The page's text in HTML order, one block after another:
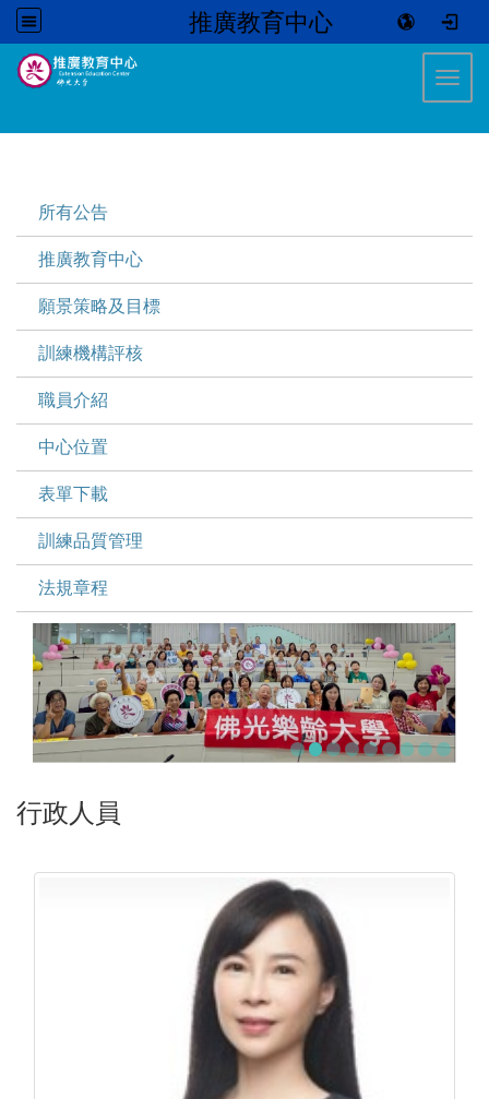
推廣教育中心
所有公告
推廣教育中心
願景策略及目標
訓練機構評核
職員介紹
中心位置
表單下載
訓練品質管理
法規章程
行政人員